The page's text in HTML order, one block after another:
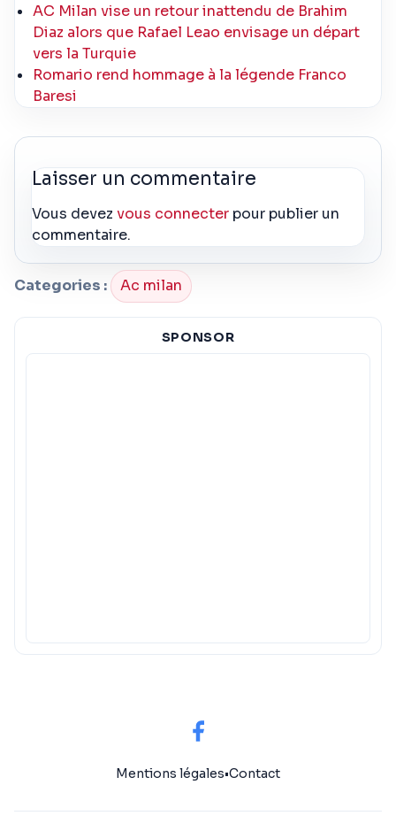
AC Milan vise un retour inattendu de Brahim
Diaz alors que Rafael Leao envisage un départ
vers la Turquie
Romario rend hommage à la légende Franco
Baresi
Laisser un commentaire
Vous devezvous connecter pour publier un
commentaire.
Categories : Ac milan
SPONSOR
Mentions légales•Contact